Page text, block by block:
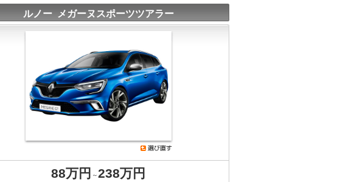
ルノー メガーヌスポーツツアラー
88万円 ～238万円